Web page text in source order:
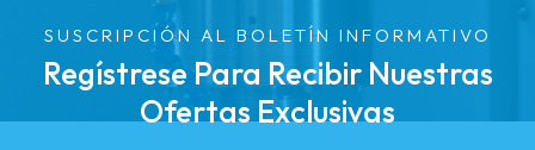
SUSCRIPCIÓN AL BOLETÍN INFORMATIVO
Regístrese Para Recibir Nuestras
Ofertas Exclusivas